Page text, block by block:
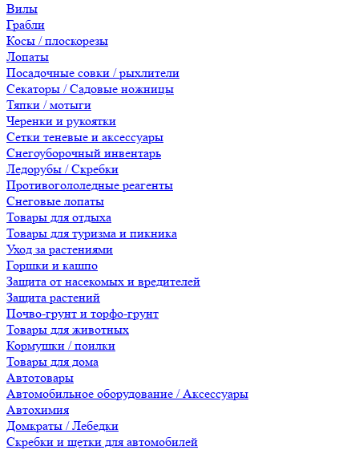
Вилы
Грабли
Косы / плоскорезы
Лопаты
Посадочные совки / рыхлители
Секаторы / Садовые ножницы
Тяпки / мотыги
Черенки и рукоятки
Сетки теневые и аксессуары
Снегоуборочный инвентарь
Ледорубы / Скребки
Противогололедные реагенты
Снеговые лопаты
Товары для отдыха
Товары для туризма и пикника
Уход за растениями
Горшки и кашпо
Защита от насекомых и вредителей
Защита растений
Почво-грунт и торфо-грунт
Товары для животных
Кормушки / поилки
Товары для дома
Автотовары
Автомобильное оборудование / Аксессуары
Автохимия
Домкраты / Лебедки
Скребки и щетки для автомобилей